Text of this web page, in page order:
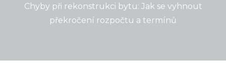
Chyby při rekonstrukci bytu: Jak se vyhnout
překročení rozpočtu a termínů